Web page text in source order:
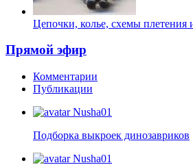
Цепочки, колье, схемы плетения
Прямой эфир
Комментарии
Публикации
Nusha01
Подборка выкроек динозавриков
Nusha01